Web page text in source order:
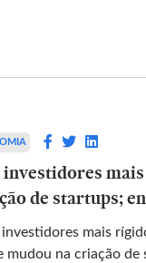
investidores
de startups;
mais
mudou na criação
2026
em
preventivo,